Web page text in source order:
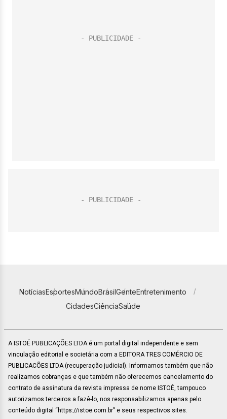
NotíciasEsportesMundoBrasilGenteEntretenimento
CidadesCiênciaSaúde
A ISTOÉ PUBLICAÇÕES LTDA é um portal digital independente e sem
vinculação editorial e societária com a EDITORA TRES COMÉRCIO DE
PUBLICACÕES LTDA (recuperação judicial). Informamos também que não
realizamos cobranças e que também não oferecemos cancelamento do
contrato de assinatura da revista impressa de nome ISTOÉ, tampouco
autorizamos terceiros a fazê-lo, nos responsabilizamos apenas pelo
conteúdo digital “https://istoe.com.br” e seus respectivos sites.